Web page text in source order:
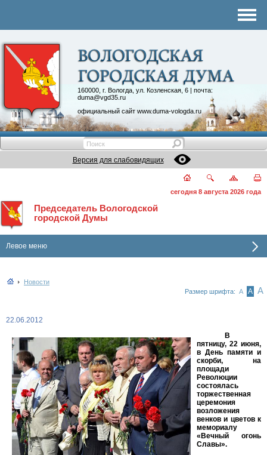
160000, г. Вологда, ул. Козленская, 6 | почта:
duma@vgd35.ru
официальный сайт www.duma-vologda.ru
Контакты
Депутатские объединения
Версия для слабовидящих
сегодня 8 августа 2026 года
Председатель Вологодской
городской Думы
Левое меню
Новости
Размер шрифта: А А А
22.06.2012
В
пятницу, 22 июня,
в День памяти и
скорби, на
площади
Революции
состоялась
торжественная
церемония
возложения
венков и цветов к
мемориалу
«Вечный огонь
Славы».